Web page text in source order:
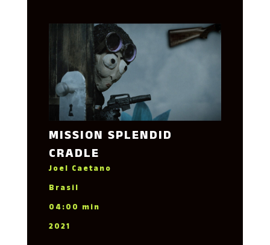
MISSION SPLENDID
CRADLE
Joel Caetano
Brasil
04:00 min
2021